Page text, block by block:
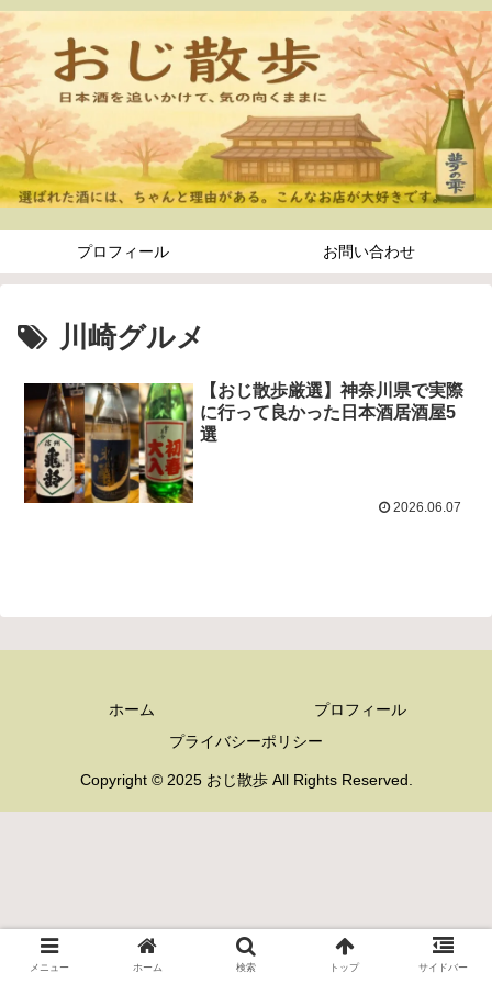
プロフィール お問い合わせ
川崎グルメ
【おじ散歩厳選】神奈川県で実際
に行って良かった日本酒居酒屋5
選
2026.06.07
ホーム
プロフィール
プライバシーポリシー
Copyright © 2025 おじ散歩 All Rights Reserved.
メニュー ホーム 検索 トップ サイドバー